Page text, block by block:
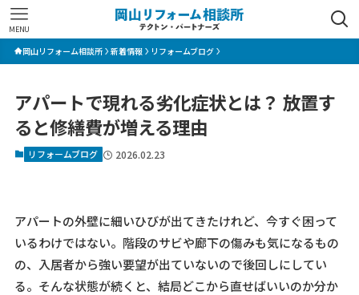
MENU
岡山リフォーム相談所 新着情報 リフォームブログ
アパートで現れる劣化症状とは？ 放置す
ると修繕費が増える理由
リフォームブログ 2026.02.23
アパートの外壁に細いひびが出てきたけれど、今すぐ困って
いるわけではない。階段のサビや廊下の傷みも気になるもの
の、入居者から強い要望が出ていないので後回しにしてい
る。そんな状態が続くと、結局どこから直せばいいのか分か